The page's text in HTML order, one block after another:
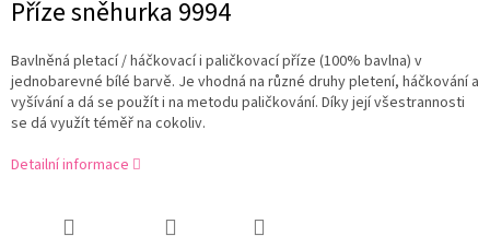
Příze sněhurka 9994
Bavlněná pletací / háčkovací i paličkovací příze (100% bavlna) v
jednobarevné bílé barvě. Je vhodná na různé druhy pletení, háčkování a
vyšívání a dá se použít i na metodu paličkování. Díky její všestrannosti
se dá využít téměř na cokoliv.
Detailní informace